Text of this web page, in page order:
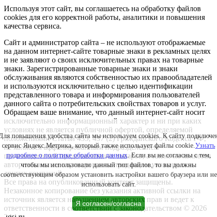
Используя этот сайт, вы соглашаетесь на обработку файлов
cookies для его корректной работы, аналитики и повышения
качества сервиса.
Сайт и администратор сайта – не используют отображаемые
на данном интернет-сайте товарные знаки в рекламных целях
и не заявляют о своих исключительных правах на товарные
знаки. Зарегистрированные товарные знаки и знаки
обслуживания являются собственностью их правообладателей
и используются исключительно с целью идентификации
представленного товара и информирования пользователей
данного сайта о потребительских свойствах товаров и услуг.
Обращаем ваше внимание, что данный интернет-сайт носит
исключительно информационный характер и ни при каких
условиях не является публичной офертой, определяемой
положениями Статьи 435, 437 (2) Гражданского Кодекса РФ;
не является аффилированным подразделением
производителей представленных товаров, а также не является
авторизованным партнером или продавцом указанных и
других компаний.
Все права на опубликованный контент защищены.
Незаконное копирование без указания активной ссылки на
источник является нарушением авторских прав и ведет к
ответственности в соответствии с законодательством © 2026
повышения удобства сайта мы используем cookies. К сайту
сервис Яндекс.Метрика, который также использует файлы cookie.Узнать
подробнее о политике обработки данных. Если вы не согласны с тем,
чтобы мы использовали данный тип файлов, то вы должны
соответствующим образом установить настройки вашего браузера или не
использовать сайт.
Я согласен/согласна